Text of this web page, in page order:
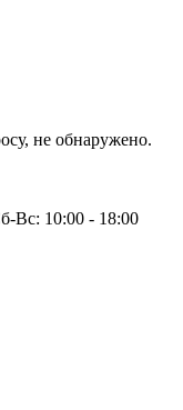
не обнаружено.
Вс: 10:00 - 18:00